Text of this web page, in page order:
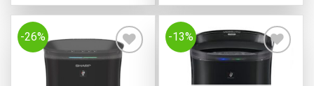
-26%
Add to
Wishlist
-13%
Add to